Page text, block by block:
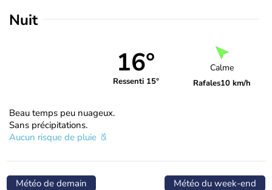
Nuit
16°
Ressenti 15°
Calme
Rafales10 km/h
Beau temps peu nuageux.
Sans précipitations.
Aucun risque de pluie
Météo de demain Météo du week-end